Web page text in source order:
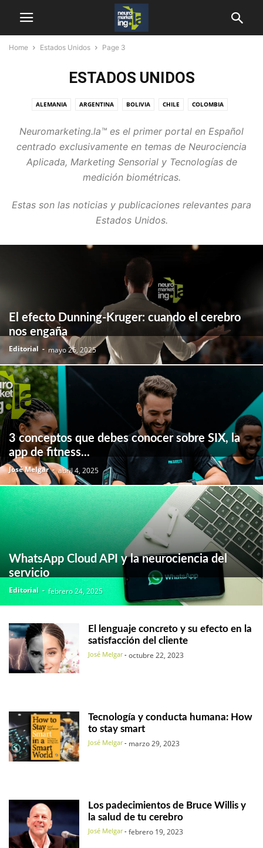
Home Estados Unidos Page 3
ESTADOS UNIDOS
ALEMANIA ARGENTINA BOLIVIA CHILE
COLOMBIA
EL SALVADOR
ESPAÑA ESTADOS UNIDOS
GUATEMALA
NICARAGUA
NOTICIAS NEUROMARKETING
Neuromarketing.la™ es el primer portal en Español
centrado exclusivamente en temas de Neurociencia
Aplicada, Marketing Sensorial y Tecnologías de
medición biométricas.
Estas son las noticias y publicaciones relevantes para
Estados Unidos.
El efecto Dunning-Kruger: cuando el cerebro
nos engaña
Editorial - mayo 26, 2025
3 conceptos que debes conocer sobre SIX, la
app de fitness...
José Melgar - abril 4, 2025
WhatsApp Cloud API y la neurociencia del
servicio
Editorial - febrero 24, 2025
El lenguaje concreto y su efecto en la
satisfacción del cliente
José Melgar - octubre 22, 2023
Tecnología y conducta humana: How
to stay smart
José Melgar - marzo 29, 2023
Los padecimientos de Bruce Willis y
la salud de tu cerebro
José Melgar - febrero 19, 2023